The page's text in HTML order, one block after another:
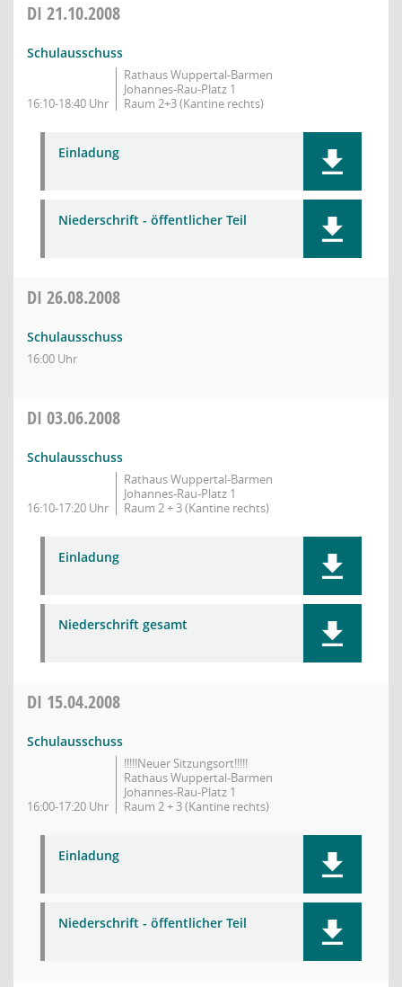
DI 21.10.2008
Schulausschuss
16:10-18:40 Uhr
Rathaus Wuppertal-Barmen
Johannes-Rau-Platz 1
Raum 2+3 (Kantine rechts)
Einladung
Niederschrift - öffentlicher Teil
DI 26.08.2008
Schulausschuss
16:00 Uhr
DI 03.06.2008
Schulausschuss
16:10-17:20 Uhr
Rathaus Wuppertal-Barmen
Johannes-Rau-Platz 1
Raum 2 + 3 (Kantine rechts)
Einladung
Niederschrift gesamt
DI 15.04.2008
Schulausschuss
16:00-17:20 Uhr
!!!!!Neuer Sitzungsort!!!!!
Rathaus Wuppertal-Barmen
Johannes-Rau-Platz 1
Raum 2 + 3 (Kantine rechts)
Einladung
Niederschrift - öffentlicher Teil